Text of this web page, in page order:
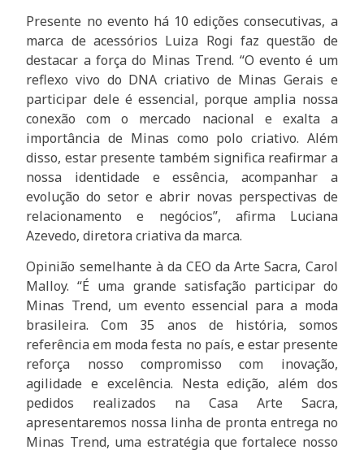
Presente no evento há 10 edições consecutivas, a
marca de acessórios Luiza Rogi faz questão de
destacar a força do Minas Trend. “O evento é um
reflexo vivo do DNA criativo de Minas Gerais e
participar dele é essencial, porque amplia nossa
conexão com o mercado nacional e exalta a
importância de Minas como polo criativo. Além
disso, estar presente também significa reafirmar a
nossa identidade e essência, acompanhar a
evolução do setor e abrir novas perspectivas de
relacionamento e negócios”, afirma Luciana
Azevedo, diretora criativa da marca.
Opinião semelhante à da CEO da Arte Sacra, Carol
Malloy. “É uma grande satisfação participar do
Minas Trend, um evento essencial para a moda
brasileira. Com 35 anos de história, somos
referência em moda festa no país, e estar presente
reforça nosso compromisso com inovação,
agilidade e excelência. Nesta edição, além dos
pedidos realizados na Casa Arte Sacra,
apresentaremos nossa linha de pronta entrega no
Minas Trend, uma estratégia que fortalece nosso